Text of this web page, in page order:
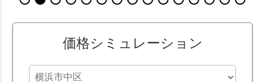
価格シミュレーション